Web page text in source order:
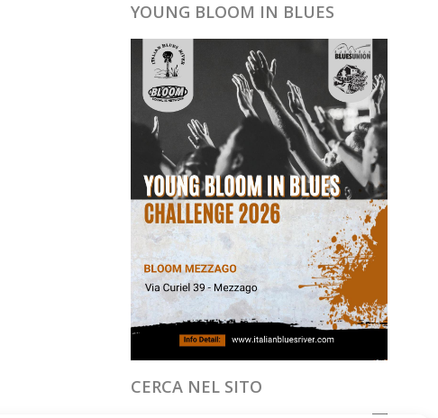
YOUNG BLOOM IN BLUES
CERCA NEL SITO